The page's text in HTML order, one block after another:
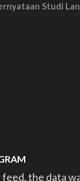
Studi
feed, the data